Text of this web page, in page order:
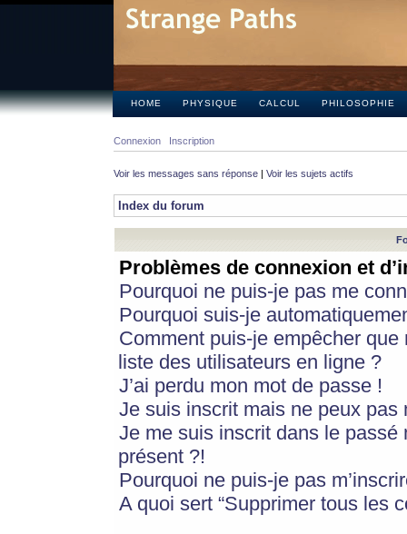
HOME PHYSIQUE CALCUL PHILOSOPHIE
Connexion Inscription
Voir les messages sans réponse | Voir les sujets actifs
Index du forum
Problèmes de connexion et
Pourquoi ne puis-je pas me
Pourquoi suis-je
Comment puis-je empêcher
liste des utilisateurs en ligne ?
J’ai perdu mon mot de passe !
Je suis inscrit mais ne peux pas
Je me suis inscrit dans le
présent ?!
Pourquoi ne puis-je pas
A quoi sert “Supprimer tous les